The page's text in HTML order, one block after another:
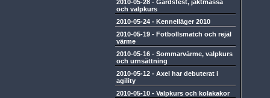
2010-05-28 - Gårdsfest, jaktmässa
och valpkurs
2010-05-24 - Kennelläger 2010
2010-05-19 - Fotbollsmatch och rejäl
värme
2010-05-16 - Sommarvärme, valpkurs
och urnsättning
2010-05-12 - Axel har debuterat i
agility
2010-05-10 - Valpkurs och kolakakor